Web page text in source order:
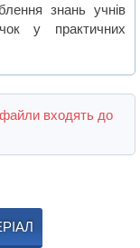
знань учнів
у практичних
входять до